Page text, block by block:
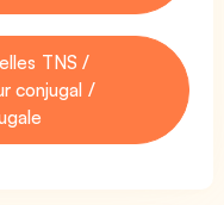
TNS /
conjugal /